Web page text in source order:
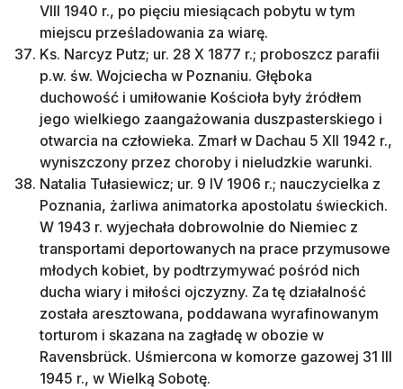
VIII 1940 r., po pięciu miesiącach pobytu w tym
miejscu prześladowania za wiarę.
Ks. Narcyz Putz; ur. 28 X 1877 r.; proboszcz parafii
p.w. św. Wojciecha w Poznaniu. Głęboka
duchowość i umiłowanie Kościoła były źródłem
jego wielkiego zaangażowania duszpasterskiego i
otwarcia na człowieka. Zmarł w Dachau 5 XII 1942 r.,
wyniszczony przez choroby i nieludzkie warunki.
Natalia Tułasiewicz; ur. 9 IV 1906 r.; nauczycielka z
Poznania, żarliwa animatorka apostolatu świeckich.
W 1943 r. wyjechała dobrowolnie do Niemiec z
transportami deportowanych na prace przymusowe
młodych kobiet, by podtrzymywać pośród nich
ducha wiary i miłości ojczyzny. Za tę działalność
została aresztowana, poddawana wyrafinowanym
torturom i skazana na zagładę w obozie w
Ravensbrück. Uśmiercona w komorze gazowej 31 III
1945 r., w Wielką Sobotę.